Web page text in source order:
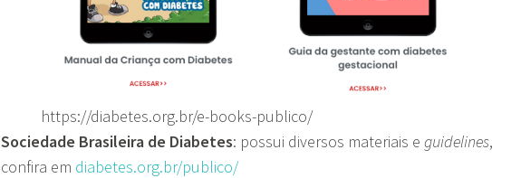
https://diabetes.org.br/e-books-publico/
Sociedade Brasileira de Diabetes: possui diversos materiais e guidelines,
confira em diabetes.org.br/publico/